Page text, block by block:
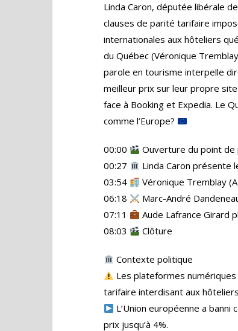
Linda Caron, députée libérale
clauses de parité tarifaire
internationales aux hôteliers
du Québec (Véronique
parole en tourisme interpelle
meilleur prix sur leur propre
face à Booking et Expedia. Le
comme l’Europe?
00:00
Ouverture du point de
00:27
Linda Caron présente
03:54
Véronique Tremblay
06:18
Marc-André
07:11
Aude Lafrance Girard
08:03
Clôture
Contexte politique
Les plateformes
tarifaire interdisant aux
L’Union européenne a
prix jusqu’à 4%.